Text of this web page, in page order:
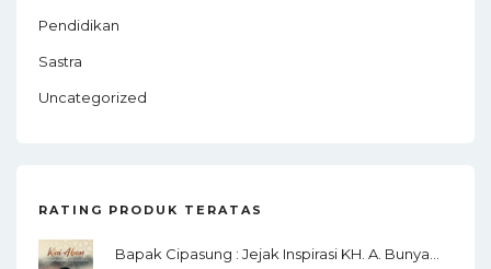
Pendidikan
Sastra
Uncategorized
RATING PRODUK TERATAS